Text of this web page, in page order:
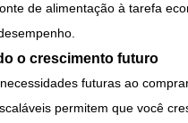
de alimentação à tarefa
o crescimento futuro
futuras ao
permitem que você